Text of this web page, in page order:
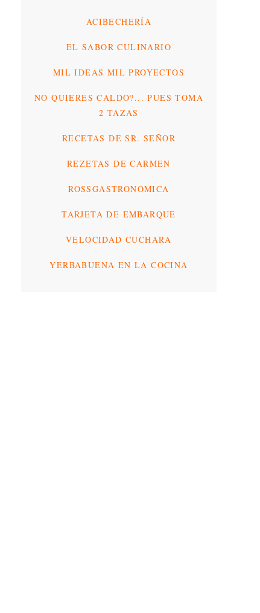
ACIBECHERÍA
EL SABOR CULINARIO
MIL IDEAS MIL PROYECTOS
NO QUIERES CALDO?... PUES TOMA
2 TAZAS
RECETAS DE SR. SEÑOR
REZETAS DE CARMEN
ROSSGASTRONÓMICA
TARJETA DE EMBARQUE
VELOCIDAD CUCHARA
YERBABUENA EN LA COCINA